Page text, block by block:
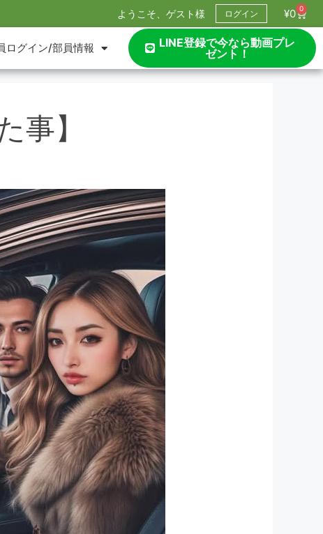
ようこそ、ゲスト様 ログイン ¥0 0
ログイン/部員情報
LINE登録で今なら動画プレ
ゼント！
事】